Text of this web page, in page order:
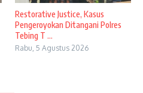
Restorative Justice, Kasus
Pengeroyokan Ditangani Polres
Tebing T ...
Rabu, 5 Agustus 2026